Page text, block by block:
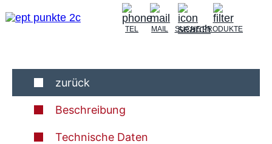
TEL MAIL SUCHEPRODUKTE
zurück
Beschreibung
Technische Daten